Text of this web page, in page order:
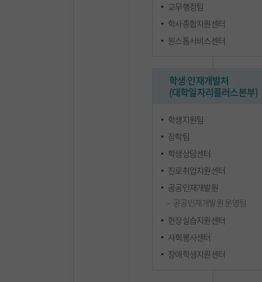
교무행정팀
학사종합지원센터
원스톱서비스센터
학생∙인재개발처
(대학일자리플러스본부)
학생지원팀
장학팀
학생상담센터
진로취업지원센터
공공인재개발원
공공인재개발원 운영팀
현장실습지원센터
사회봉사센터
장애학생지원센터